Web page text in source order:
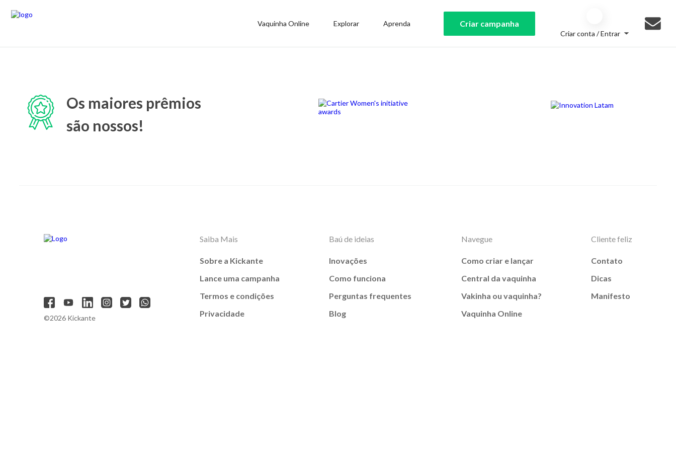
Vaquinha Online Explorar Aprenda Criar campanha
Criar conta / Entrar
Os maiores prêmios
são nossos!
©2026 Kickante
Saiba Mais
Sobre a Kickante
Lance uma campanha
Termos e condições
Privacidade
Baú de ideias
Inovações
Como funciona
Perguntas frequentes
Blog
Navegue
Como criar e lançar
Central da vaquinha
Vakinha ou vaquinha?
Vaquinha Online
Cliente feliz
Contato
Dicas
Manifesto